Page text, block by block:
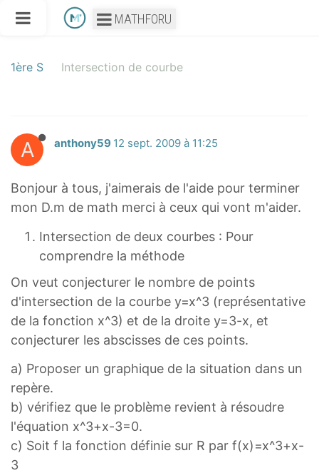
MATHFORU
1ère S Intersection de courbe
A anthony59 12 sept. 2009 à 11:25
Bonjour à tous, j'aimerais de l'aide pour terminer
mon D.m de math merci à ceux qui vont m'aider.
Intersection de deux courbes : Pour
comprendre la méthode
On veut conjecturer le nombre de points
d'intersection de la courbe y=x^3 (représentative
de la fonction x^3) et de la droite y=3-x, et
conjecturer les abscisses de ces points.
a) Proposer un graphique de la situation dans un
repère.
b) vérifiez que le problème revient à résoudre
l'équation x^3+x-3=0.
c) Soit f la fonction définie sur R par f(x)=x^3+x-
3